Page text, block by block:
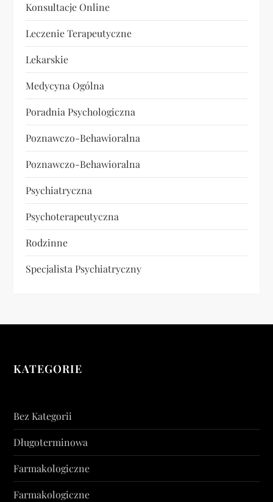
Konsultacje Online
Leczenie Terapeutyczne
Lekarskie
Medycyna Ogólna
Poradnia Psychologiczna
Poznawczo-Behawioralna
Poznawczo-Behawioralna
Psychiatryczna
Psychoterapeutyczna
Rodzinne
Specjalista Psychiatryczny
KATEGORIE
Bez Kategorii
Długoterminowa
Farmakologiczne
Farmakologiczne